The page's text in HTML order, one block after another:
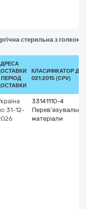
стерильна з
КЛАСИФІКАТОР ДК
021:2015 (CPV)
31-12-
33141110-4
Перев’язувальні
матеріали